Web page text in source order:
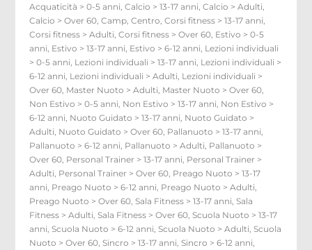
Acquaticità > 0-5 anni ,Calcio > 13-17 anni ,Calcio > Adulti
Calcio > Over 60 ,Camp ,Centro ,Corsi fitness > 13-17 anni
Corsi fitness > Adulti ,Corsi fitness > Over 60 Estivo > 0-5
anni Estivo > 13-17 anni Estivo > 6-12 anni Lezioni individuali
> 0-5 anni Lezioni individuali > 13-17 anni Lezioni individuali >
6-12 anni Lezioni individuali > Adulti Lezioni individuali >
Over 60 Master Nuoto > Adulti Master Nuoto > Over 60
Non Estivo > 0-5 anni Non Estivo > 13-17 anni Non Estivo >
6-12 anni Nuoto Guidato > 13-17 anni Nuoto Guidato >
Adulti Nuoto Guidato > Over 60 Pallanuoto > 13-17 anni
Pallanuoto > 6-12 anni Pallanuoto > Adulti Pallanuoto >
Over 60 Personal Trainer > 13-17 anni Personal Trainer >
Adulti Personal Trainer > Over 60 Preago Nuoto > 13-17
anni Preago Nuoto > 6-12 anni Preago Nuoto > Adulti
Preago Nuoto > Over 60 ,Sala Fitness > 13-17 anni ,Sala
Fitness > Adulti ,Sala Fitness > Over 60 ,Scuola Nuoto > 13-17
anni ,Scuola Nuoto > 6-12 anni ,Scuola Nuoto > Adulti ,Scuola
Nuoto > Over 60 ,Sincro > 13-17 anni ,Sincro > 6-12 anni